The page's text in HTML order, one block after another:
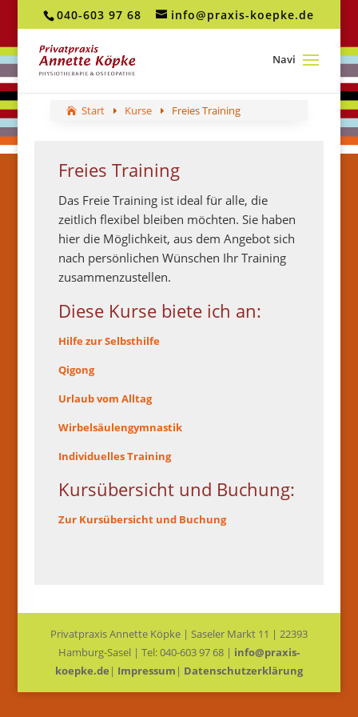
040-603 97 68 info@praxis-koepke.de
Start Kurse Freies Training
Freies Training
Das Freie Training ist ideal für alle, die
zeitlich flexibel bleiben möchten. Sie haben
hier die Möglichkeit, aus dem Angebot sich
nach persönlichen Wünschen Ihr Training
zusammenzustellen.
Diese Kurse biete ich an:
Hilfe zur Selbsthilfe
Qigong
Urlaub vom Alltag
Wirbelsäulengymnastik
Individuelles Training
Kursübersicht und Buchung:
Zur Kursübersicht und Buchung
Privatpraxis Annette Köpke | Saseler Markt 11 | 22393
Hamburg-Sasel | Tel: 040-603 97 68 | info@praxis-
koepke.de | Impressum | Datenschutzerklärung